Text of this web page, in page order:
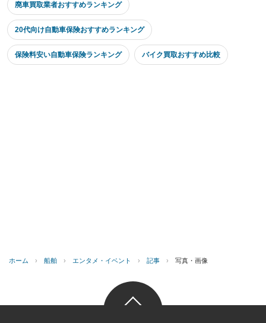
廃車買取業者おすすめランキング
20代向け自動車保険おすすめランキング
保険料安い自動車保険ランキング バイク買取おすすめ比較
ホーム › 船舶 › エンタメ・イベント › 記事 › 写真・画像